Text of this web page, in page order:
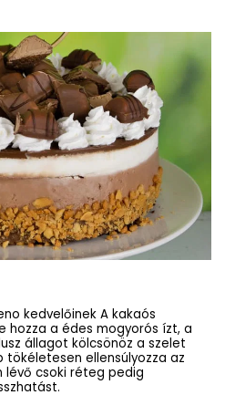
kedvelőinek A kakaós
hozza a édes mogyorós ízt, a
állagot kölcsönöz a szelet
ellensúlyozza az
csoki réteg pedig